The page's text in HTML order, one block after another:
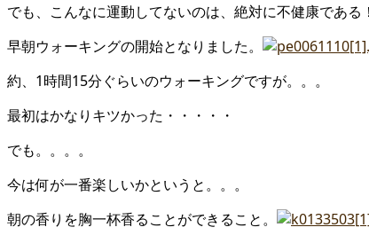
でも、こんなに運動してないのは、絶対に不健康である
早朝ウォーキングの開始となりました。
約、1時間15分ぐらいのウォーキングですが。。。
最初はかなりキツかった・・・・・
でも。。。。
今は何が一番楽しいかというと。。。
朝の香りを胸一杯香ることができること。